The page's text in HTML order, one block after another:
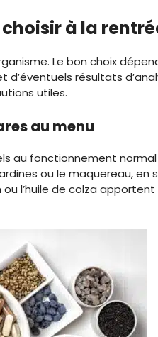
à la
Le bon choix
d’éventuels résultats
utiles.
au menu
au fonctionnement
ou le maquereau, en
ou l’huile de colza